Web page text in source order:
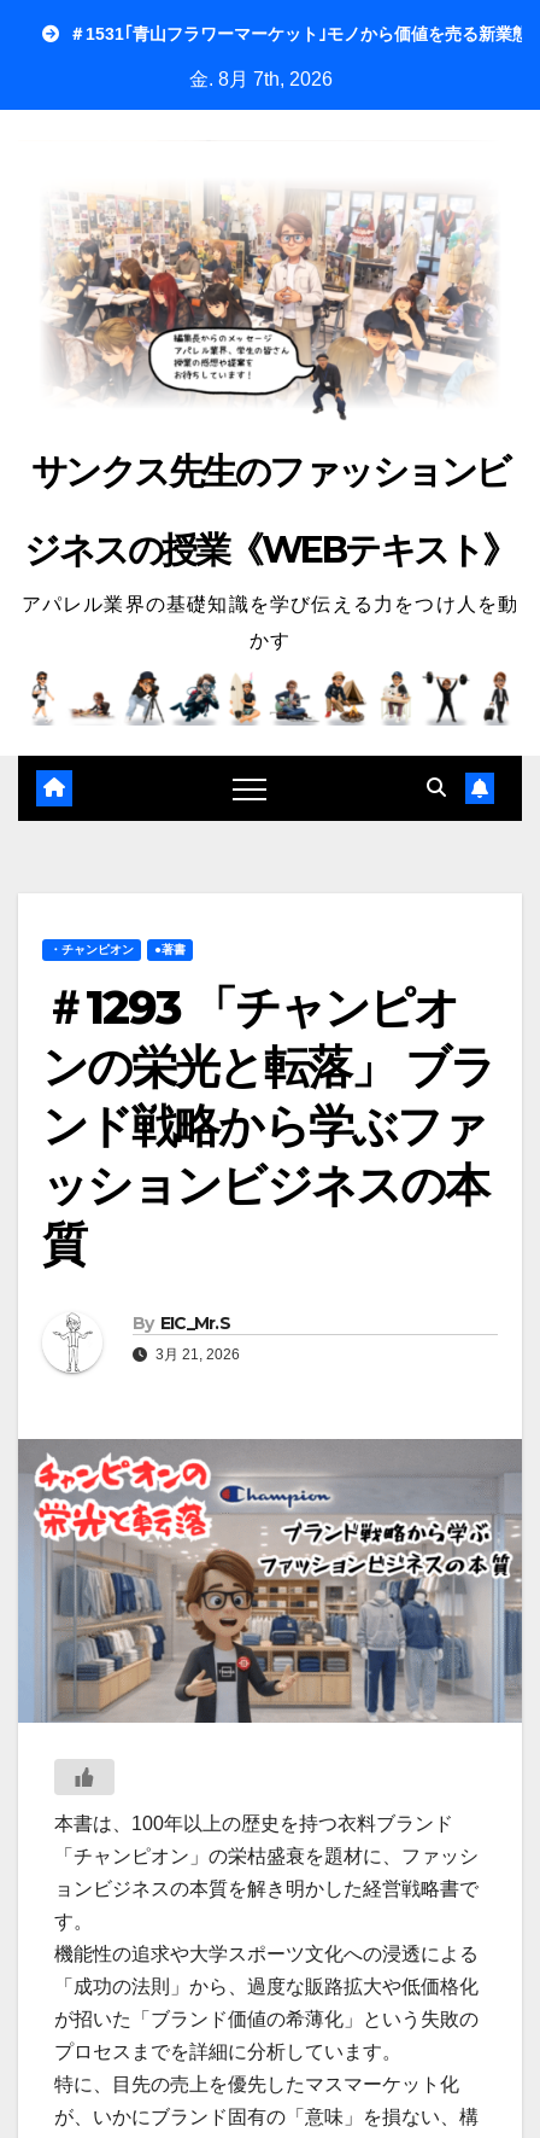
＃1531｢青山フラワーマーケット｣モノから価値を売る新業態
金. 8月 7th, 2026
サンクス先生のファッションビ
ジネスの授業《WEBテキスト》
アパレル業界の基礎知識を学び伝える力をつけ人を動
かす
・チャンピオン ●著書
＃1293 「チャンピオ
ンの栄光と転落」 ブラ
ンド戦略から学ぶファ
ッションビジネスの本
質
By EIC_Mr.S
3月 21, 2026
本書は、100年以上の歴史を持つ衣料ブランド
「チャンピオン」の栄枯盛衰を題材に、ファッシ
ョンビジネスの本質を解き明かした経営戦略書で
す。
機能性の追求や大学スポーツ文化への浸透による
「成功の法則」から、過度な販路拡大や低価格化
が招いた「ブランド価値の希薄化」という失敗の
プロセスまでを詳細に分析しています。
特に、目先の売上を優先したマスマーケット化
が、いかにブランド固有の「意味」を損ない、構